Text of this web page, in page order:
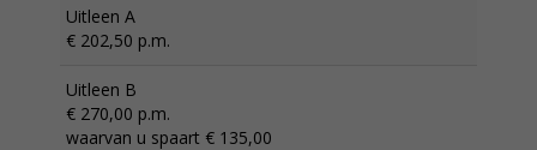
Uitleen A
€ 202,50 p.m.
Uitleen B
€ 270,00 p.m.
waarvan u spaart € 135,00